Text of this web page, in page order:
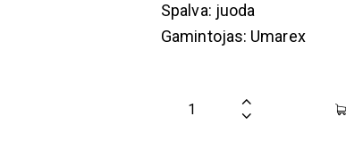
Spalva: juoda
Gamintojas: Umarex